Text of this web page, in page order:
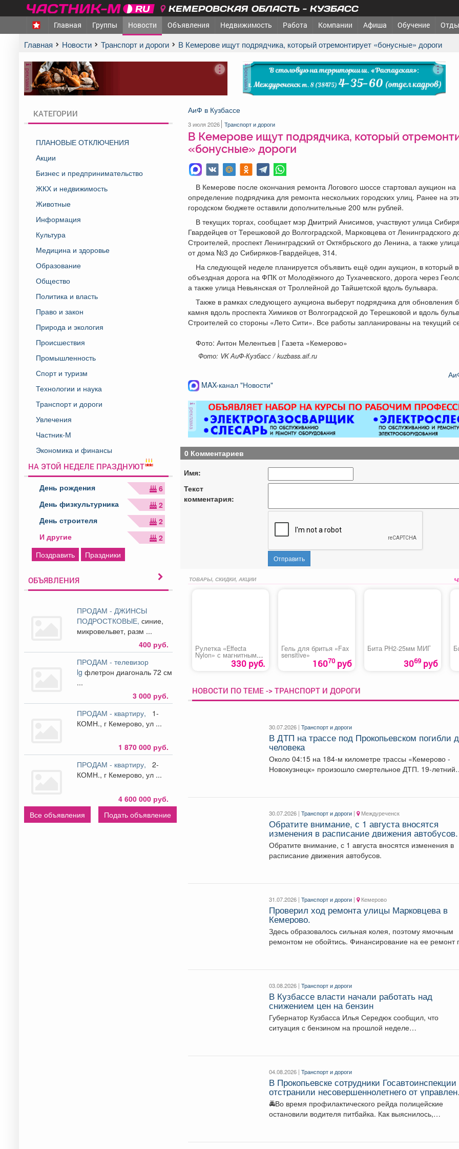
КЕМЕРОВСКАЯ ОБЛАСТЬ - КУЗБАСС
Главная Группы Новости Объявления Недвижимость Работа Компании Афиша Обучение
Главная Новости Транспорт и дороги В Кемерове ищут подрядчика, который отремонтирует «бонусные» дороги
реклама реклама
КАТЕГОРИИ
ПЛАНОВЫЕ ОТКЛЮЧЕНИЯ
Акции
Бизнес и предпринимательство
ЖКХ и недвижимость
Животные
Информация
Культура
Медицина и здоровье
Образование
Общество
Политика и власть
Право и закон
Природа и экология
Происшествия
Промышленность
Спорт и туризм
Технологии и наука
Транспорт и дороги
Увлечения
Частник-М
Экономика и финансы
НА ЭТОЙ НЕДЕЛЕ ПРАЗДНУЮТ
День рождения
6
День физкультурника
2
День строителя
2
И другие
2
Поздравить
Праздники
ОБЪЯВЛЕНИЯ
ПРОДАМ - ДЖИНСЫ
ПОДРОСТКОВЫЕ,синие,
микровельвет, разм ...
400 руб.
ПРОДАМ - телевизор
lgфлетрон диагональ 72 см
...
3 000 руб.
ПРОДАМ - квартиру,
1-
КОМН., г Кемерово, ул ...
1 870 000 руб.
ПРОДАМ - квартиру,
2-
КОМН., г Кемерово, ул ...
4 600 000 руб.
Все объявления
Подать объявление
АиФ в Кузбассе
3 июля 2026 Транспорт и дороги
В Кемерове ищут подрядчика, который
«бонусные» дороги
В Кемерове после окончания ремонта Логового шоссе стартовал аукцион на
определение подрядчика для ремонта нескольких городских улиц. Ранее на
городском бюджете оставили дополнительные 200 млн рублей.
В текущих торгах, сообщает мэр Дмитрий Анисимов, участвуют улица
Гвардейцев от Терешковой до Волгоградской, Марковцева от Ленинградского
Строителей, проспект Ленинградский от Октябрьского до Ленина, а также
от дома №3 до Сибиряков-Гвардейцев, 314.
На следующей неделе планируется объявить ещё один аукцион, в который
объездная дорога на ФПК от Молодёжного до Тухачевского, дорога через
а также улица Невьянская от Троллейной до Тайшетской вдоль бульвара.
Также в рамках следующего аукциона выберут подрядчика для обновления
камня вдоль проспекта Химиков от Волгоградской до Терешковой и вдоль
Строителей со стороны «Лето Сити». Все работы запланированы на текущий
Фото: Антон Мелентьев | Газета «Кемерово»
Фото: VK АиФ-Кузбасс / kuzbass.aif.ru
MAX-канал "Новости"
реклама
0 Комментариев
Имя:
Текст
комментария:
Отправить
ТОВАРЫ, СКИДКИ, АКЦИИ
Рулетка «Effecta
Nylon» с магнитным
зацепом 330 руб.
Гель для бритья «Fax
sensitive»
16070руб
Бита PH2-25мм МИГ
3069руб
НОВОСТИ ПО ТЕМЕ -> ТРАНСПОРТ И ДОРОГИ
30.07.2026 |Транспорт и дороги
В ДТП на трассе под Прокопьевском погибли
человека
Около 04:15 на 184-м километре трассы «Кемерово -
Новокузнецк» произошло смертельное ДТП. 19-летний
30.07.2026 |Транспорт и дороги | Междуреченск
Обратите внимание, с 1 августа вносятся
изменения в расписание движения автобусов.
Обратите внимание, с 1 августа вносятся изменения в
расписание движения автобусов.
31.07.2026 |Транспорт и дороги | Кемерово
Проверил ход ремонта улицы Марковцева в
Кемерово.
Здесь образовалось сильная колея, поэтому ямочным
ремонтом не обойтись. Финансирование на ее ремонт
03.08.2026 |Транспорт и дороги
В Кузбассе власти начали работать над
снижением цен на бензин
Губернатор Кузбасса Илья Середюк сообщил, что
ситуация с бензином на прошлой неделе
04.08.2026 |Транспорт и дороги
В Прокопьевске сотрудники Госавтоинспекции
отстранили несовершеннолетнего от
питбайком
🚔Во время профилактического рейда полицейские
остановили водителя питбайка. Как выяснилось,